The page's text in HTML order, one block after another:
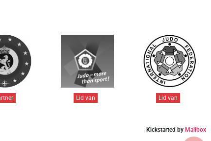
Lid van Lid van
Kickstarted by Mailbox